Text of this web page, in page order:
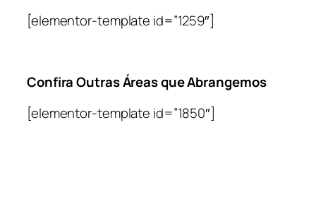
[elementor-template id=”1259″]
Confira Outras Áreas que Abrangemos
[elementor-template id=”1850″]